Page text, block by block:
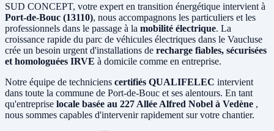
SUD CONCEPT, votre expert en transition énergétique intervient à
Port-de-Bouc (13110), nous accompagnons les particuliers et les
professionnels dans le passage à la mobilité électrique. La
croissance rapide du parc de véhicules électriques dans le Vaucluse
crée un besoin urgent d'installations de recharge fiables, sécurisées
et homologuées IRVE à domicile comme en entreprise.
Notre équipe de techniciens certifiés QUALIFELEC intervient
dans toute la commune de Port-de-Bouc et ses alentours. En tant
qu'entreprise locale basée au 227 Allée Alfred Nobel à Vedène ,
nous sommes capables d'intervenir rapidement sur votre chantier.